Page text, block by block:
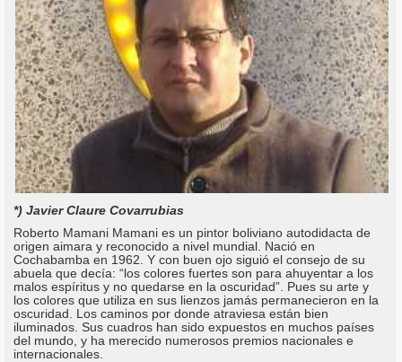
*) Javier Claure Covarrubias
Roberto Mamani Mamani es un pintor boliviano autodidacta de
origen aimara y reconocido a nivel mundial. Nació en
Cochabamba en 1962. Y con buen ojo siguió el consejo de su
abuela que decía: “los colores fuertes son para ahuyentar a los
malos espíritus y no quedarse en la oscuridad”. Pues su arte y
los colores que utiliza en sus lienzos jamás permanecieron en la
oscuridad. Los caminos por donde atraviesa están bien
iluminados. Sus cuadros han sido expuestos en muchos países
del mundo, y ha merecido numerosos premios nacionales e
internacionales.